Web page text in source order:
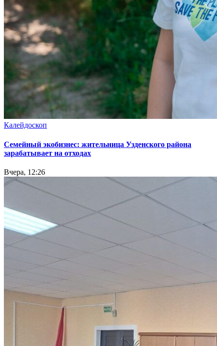
Калейдоскоп
Семейный экобизнес: жительница Узденского района
зарабатывает на отходах
Вчера, 12:26